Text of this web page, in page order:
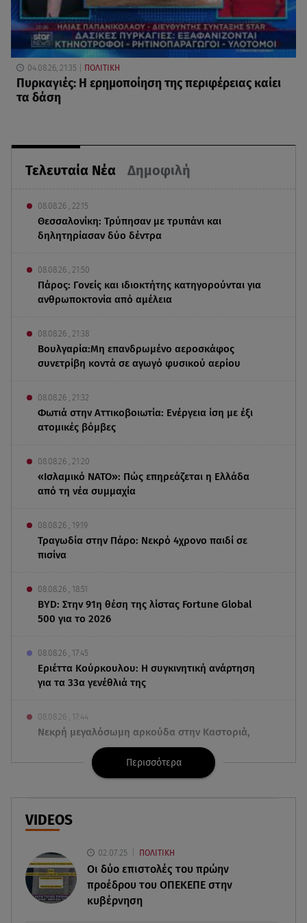
Τελευταία Νέα Δημοφιλή
08.08.26 , 22:15
Θεσσαλονίκη: Τρύπησαν με τρυπάνι και
δηλητηρίασαν δύο δέντρα
08.08.26 , 21:50
Πάρος: Γονείς και ιδιοκτήτης κατηγορούνται για
ανθρωποκτονία από αμέλεια
08.08.26 , 21:38
Βουλγαρία:Μη επανδρωμένο αεροσκάφος
συνετρίβη κοντά σε αγωγό φυσικού αερίου
08.08.26 , 21:32
Φωτιά στην Αττικοβοιωτία: Ενέργεια ίση με έξι
ατομικές βόμβες
08.08.26 , 21:20
«Ισλαμικό ΝΑΤΟ»: Πώς επηρεάζεται η Ελλάδα
από τη νέα συμμαχία
08.08.26 , 19:19
Τραγωδία στην Πάρο: Νεκρό 4χρονο παιδί σε
πισίνα
08.08.26 , 18:51
BYD: Στην 91η θέση της λίστας Fortune Global
500 για το 2026
08.08.26 , 17:45
Εριέττα Κούρκουλου: Η συγκινητική ανάρτηση
για τα 33α γενέθλιά της
08.08.26 , 17:44
Νεκρή μεγαλόσωμη αρκούδα στην Καστοριά,
πιθανόν από πυροβολισμό
Τζο Μπάιντεν: Ο καρκίνος έχει εξαπλωθεί - Η
Ανδρομάχη: «Είσαι το φως στη ζωή μου» – Η νέα
ανάρτηση με τον γιο της
Περισσότερα
VIDEOS
02.07.25 ΠΟΛΙΤΙΚΗ
Οι δύο επιστολές του πρώην
προέδρου του ΟΠΕΚΕΠE στην
κυβέρνηση
04.08.26, 21:35 ΠΟΛΙΤΙΚΗ
Πυρκαγιές: Η ερημοποίηση της περιφέρειας καίει
τα δάση